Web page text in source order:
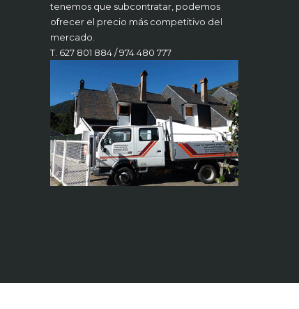
tenemos que subcontratar, podemos
ofrecer el precio más competitivo del
mercado.
T. 627 801 884 / 974 480 777